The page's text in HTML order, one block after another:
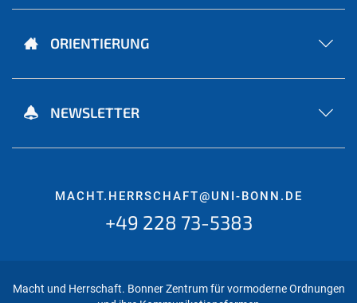
ORIENTIERUNG
NEWSLETTER
MACHT.HERRSCHAFT@UNI-BONN.DE
+49 228 73-5383
Macht und Herrschaft. Bonner Zentrum für vormoderne Ordnungen